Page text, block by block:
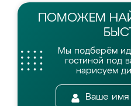
ПОМОЖЕМ
Мы подберём
гостиной под
нарисуем